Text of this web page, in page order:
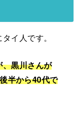
イ人です。
黒川さんが
半から40代で